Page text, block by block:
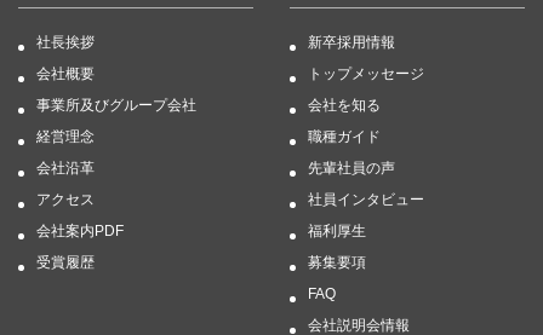
社長挨拶
会社概要
事業所及びグループ会社
経営理念
会社沿革
アクセス
会社案内PDF
受賞履歴
新卒採用情報
トップメッセージ
会社を知る
職種ガイド
先輩社員の声
社員インタビュー
福利厚生
募集要項
FAQ
会社説明会情報